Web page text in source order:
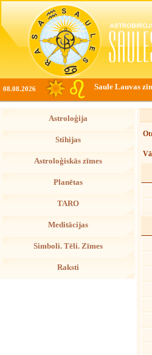
08.08.2026 Saule Lauvas
Astroloģija
Stihijas
Astroloģiskās zīmes
Planētas
TARO
Meditācijas
Simboli. Tēli. Zīmes
Raksti